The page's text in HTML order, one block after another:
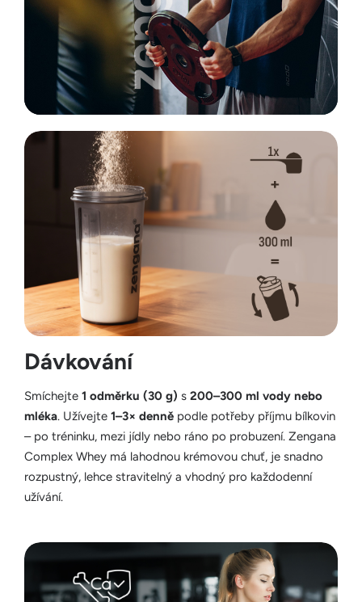
Dávkování
Smíchejte 1 odměrku (30 g) s 200–300 ml vody nebo
mléka. Užívejte 1–3× denně podle potřeby příjmu bílkovin
– po tréninku, mezi jídly nebo ráno po probuzení. Zengana
Complex Whey má lahodnou krémovou chuť, je snadno
rozpustný, lehce stravitelný a vhodný pro každodenní
užívání.